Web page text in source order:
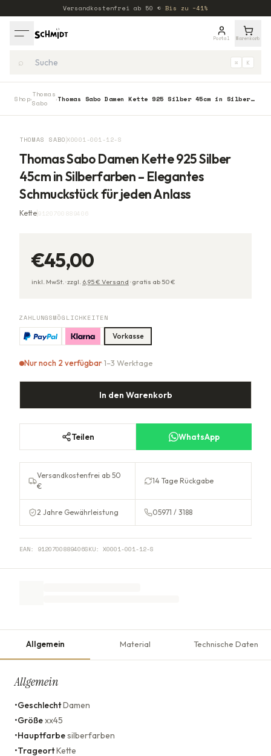
Versandkostenfrei ab 50 € Bis zu −41%
Portal Warenkorb
⌕ ⌘ K
Shop›Thomas
Sabo
› Thomas Sabo Damen Kette 925 Silber 45cm in Silberfarben – Elegantes Schmuckstück für jeden Anlass
THOMAS SABO X0001-001-12-S
Thomas Sabo Damen Kette 925 Silber
45cm in Silberfarben – Elegantes
Schmuckstück für jeden Anlass
Kette9120700889406
€45,00
inkl. MwSt. ·zzgl. 6,95€ Versand ·gratis ab 50€
ZAHLUNGSMÖGLICHKEITEN
Vorkasse
Nur noch 2 verfügbar· 1–3 Werktage
In den Warenkorb
Teilen WhatsApp
Versandkostenfrei ab 50
€
14 Tage Rückgabe
2 Jahre Gewährleistung 05971 / 3188
EAN: 9120700889406SKU: X0001-001-12-S
Allgemein Material Technische Daten
Allgemein
•GeschlechtDamen
•Größexx45
•Hauptfarbesilberfarben
•TrageortKette